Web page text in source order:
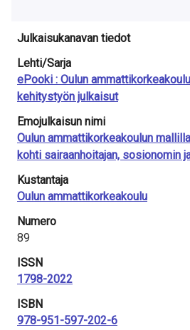
e
s
s
a
Julkaisukanavan tiedot
Lehti/Sarja
ePooki : Oulun
kehitystyön julkaisut
Emojulkaisun nimi
Oulun ammattikorkeakoulun
kohti sairaanhoitajan, sosionomin
Kustantaja
Oulun ammattikorkeakoulu
Numero
89
ISSN
1798-2022
ISBN
978-951-597-202-6